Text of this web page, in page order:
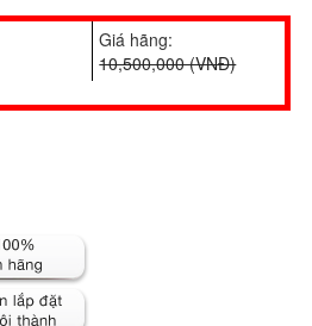
Giá hãng:
10,500,000 (VNĐ)